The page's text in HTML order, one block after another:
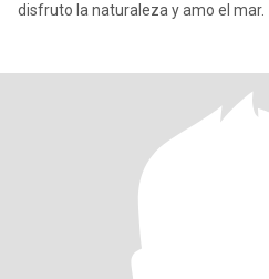
disfruto la naturaleza y amo el mar.